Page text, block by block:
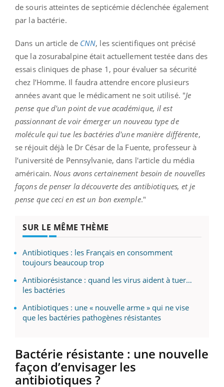
de souris atteintes de septicémie déclenchée également
par la bactérie.
Dans un article de CNN, les scientifiques ont précisé
que la zosurabalpine était actuellement testée dans des
essais cliniques de phase 1, pour évaluer sa sécurité
chez l’Homme. Il faudra attendre encore plusieurs
années avant que le médicament ne soit utilisé. "Je
pense que d'un point de vue académique, il est
passionnant de voir émerger un nouveau type de
molécule qui tue les bactéries d'une manière différente,
se réjouit déjà le Dr César de la Fuente, professeur à
l’université de Pennsylvanie, dans l'article du média
américain. Nous avons certainement besoin de nouvelles
façons de penser la découverte des antibiotiques, et je
pense que ceci en est un bon exemple."
SUR LE MÊME THÈME
Antibiotiques : les Français en consomment
toujours beaucoup trop
Antibiorésistance : quand les virus aident à tuer…
les bactéries
Antibiotiques : une « nouvelle arme » qui ne vise
que les bactéries pathogènes résistantes
Bactérie résistante : une nouvelle
façon d’envisager les
antibiotiques ?